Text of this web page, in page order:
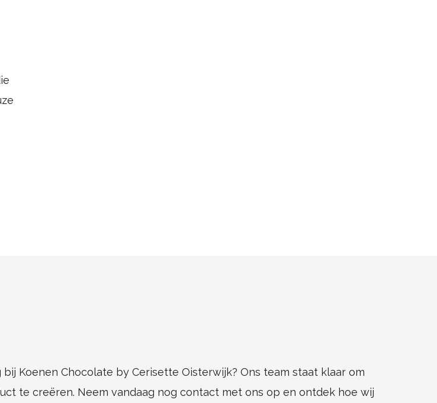
Koenen Chocolate by Cerisette Oisterwijk? Ons team staat klaar om
te creëren. Neem vandaag nog contact met ons op en ontdek hoe wij